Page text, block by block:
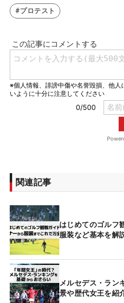
#プロテスト
関連記事
はじめてのゴル
服装など基本を解
メルセデス・ラ
景や歴代女王を紹